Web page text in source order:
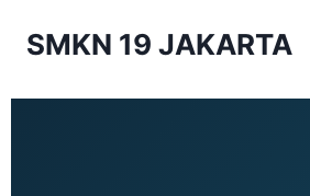
SMKN 19 JAKARTA